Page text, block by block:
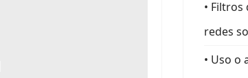
• Filtros
redes
• Uso o